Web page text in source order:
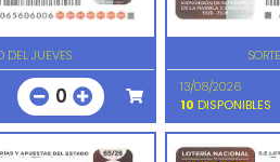
DEL JUEVES
0
13/08/2026
10 DISPONIBLES